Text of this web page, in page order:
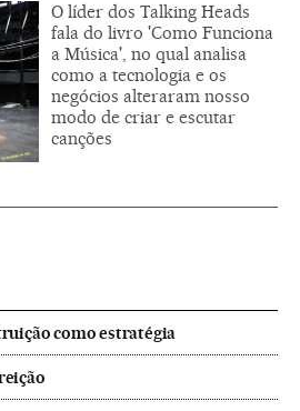
O líder dos Talking Heads
fala do livro 'Como Funciona
a Música', no qual analisa
como a tecnologia e os
negócios alteraram nosso
modo de criar e escutar
canções
como estratégia